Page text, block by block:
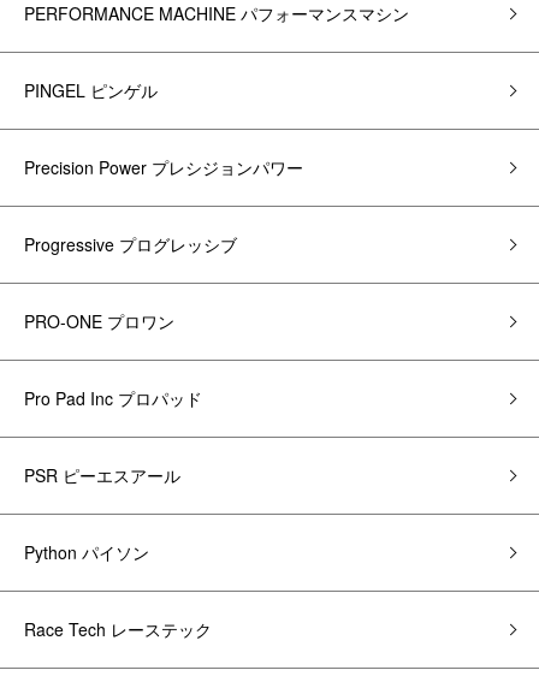
PERFORMANCE MACHINE パフォーマンスマシン
PINGEL ピンゲル
Precision Power プレシジョンパワー
Progressive プログレッシブ
PRO-ONE プロワン
Pro Pad Inc プロパッド
PSR ピーエスアール
Python パイソン
Race Tech レーステック